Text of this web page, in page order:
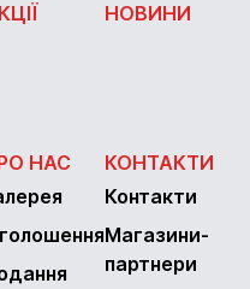
НОВИНИ
НАС
КОНТАКТИ
Контакти
Магазини-
партнери